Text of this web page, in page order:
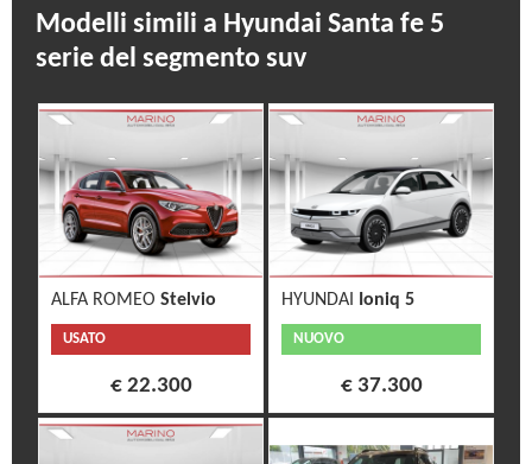
Modelli simili a Hyundai Santa fe 5
serie del segmento suv
ALFA ROMEO Stelvio
USATO
€ 22.300
HYUNDAI Ioniq 5
NUOVO
€ 37.300